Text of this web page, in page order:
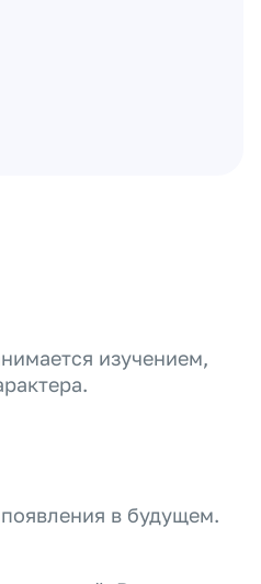
изучением,
в будущем.